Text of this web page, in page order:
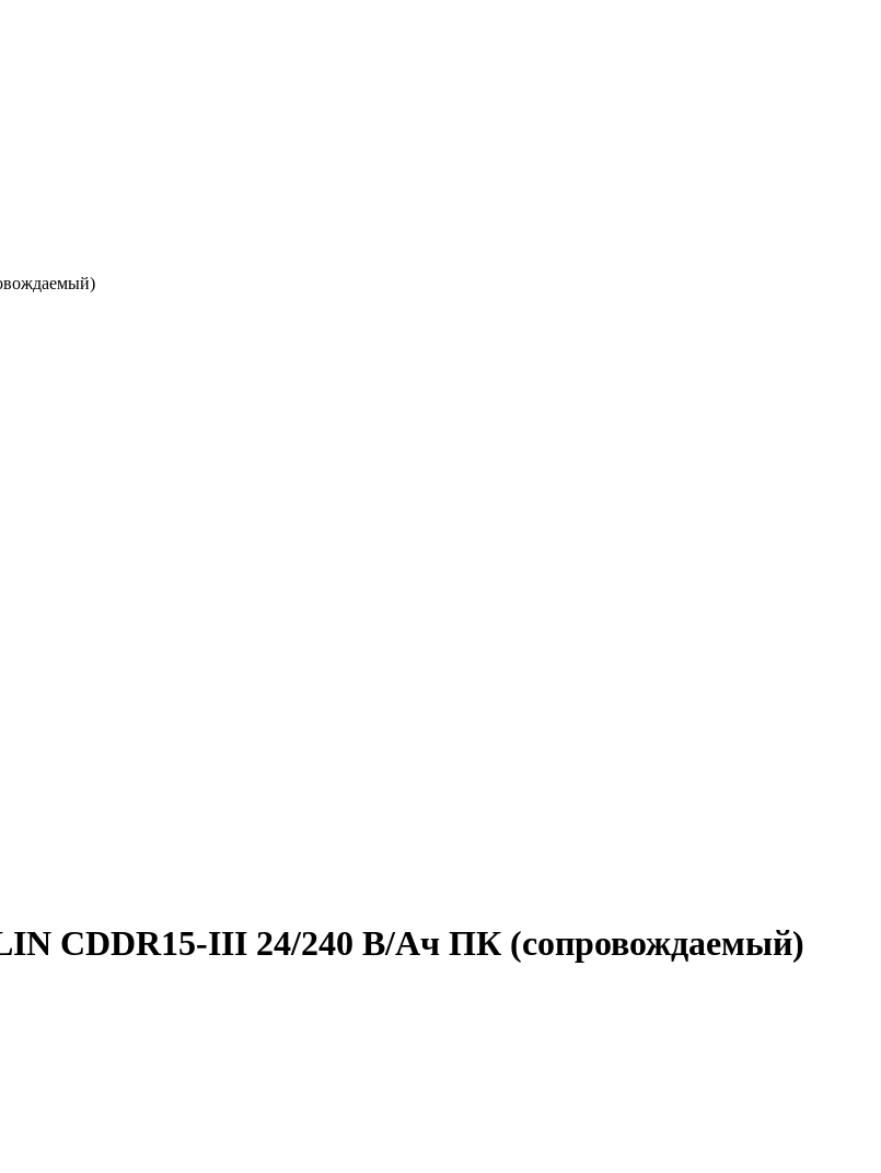
CDDR15-III 24/240 В/Ач ПК (сопровождаемый)